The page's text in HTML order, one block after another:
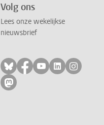
Volg ons
Lees onze wekelijkse
nieuwsbrief
Volg ons op bluesky
Volg ons op
Volg ons op
Volg ons
Volg
Volg ons op mastodon